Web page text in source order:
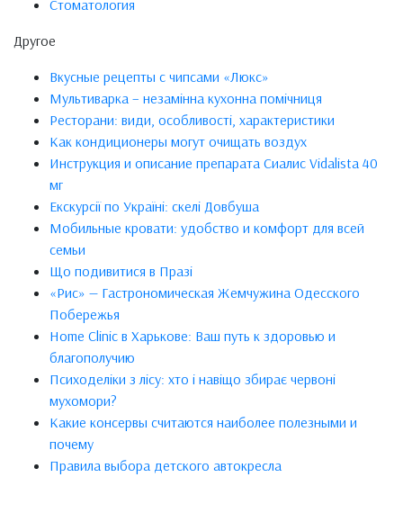
Стоматология
Другое
Вкусные рецепты с чипсами «Люкс»
Мультиварка – незамінна кухонна помічниця
Ресторани: види, особливості, характеристики
Как кондиционеры могут очищать воздух
Инструкция и описание препарата Сиалис Vidalista 40
мг
Екскурсії по Україні: скелі Довбуша
Мобильные кровати: удобство и комфорт для всей
семьи
Що подивитися в Празі
«Рис» — Гастрономическая Жемчужина Одесского
Побережья
Home Clinic в Харькове: Ваш путь к здоровью и
благополучию
Психоделіки з лісу: хто і навіщо збирає червоні
мухомори?
Какие консервы считаются наиболее полезными и
почему
Правила выбора детского автокресла